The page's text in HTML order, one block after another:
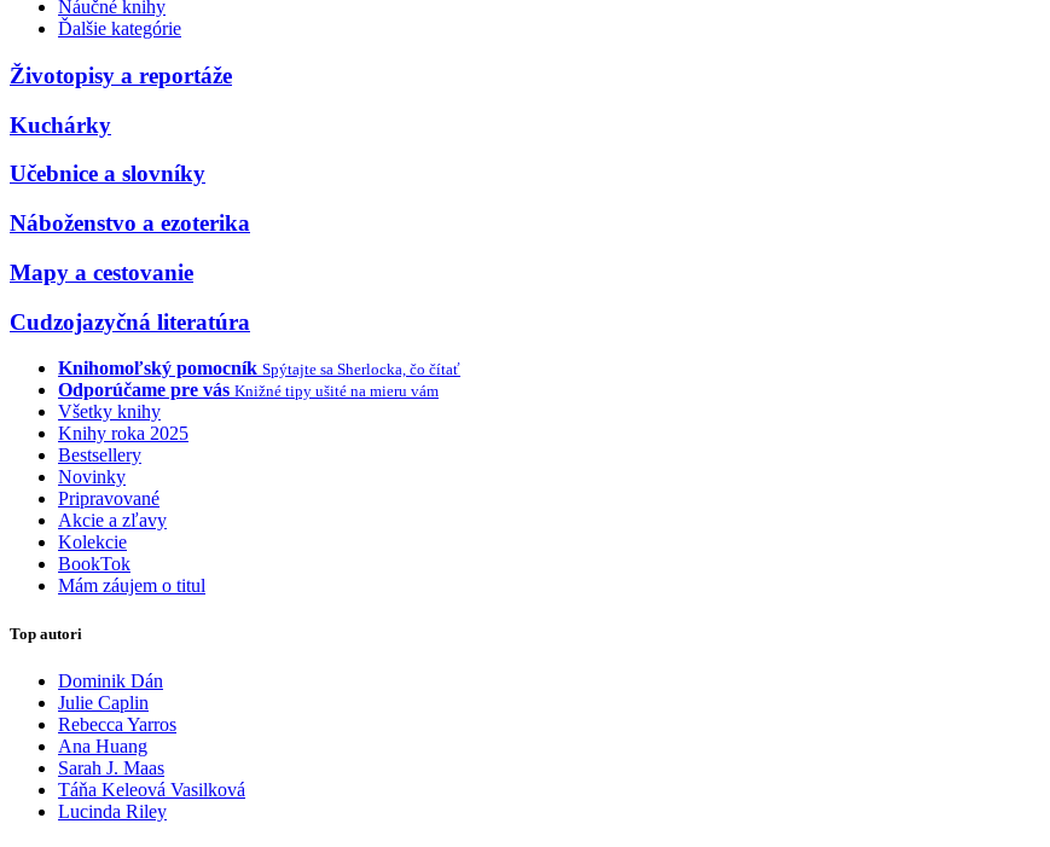
Náučné knihy
Ďalšie kategórie
Životopisy a reportáže
Kuchárky
Učebnice a slovníky
Náboženstvo a ezoterika
Mapy a cestovanie
Cudzojazyčná literatúra
Knihomoľský pomocník Spýtajte sa Sherlocka, čo čítať
Odporúčame pre vás Knižné tipy ušité na mieru vám
Všetky knihy
Knihy roka 2025
Bestsellery
Novinky
Pripravované
Akcie a zľavy
Kolekcie
BookTok
Mám záujem o titul
Top autori
Dominik Dán
Julie Caplin
Rebecca Yarros
Ana Huang
Sarah J. Maas
Táňa Keleová Vasilková
Lucinda Riley